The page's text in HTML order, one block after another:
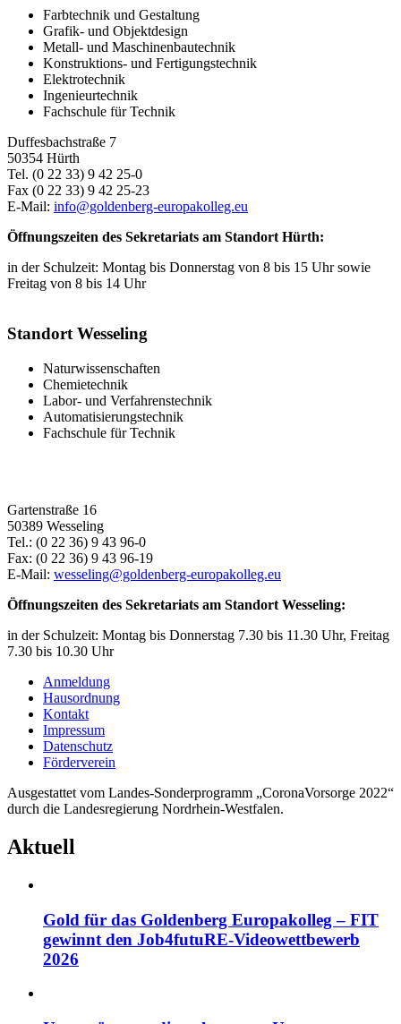
Farbtechnik und Gestaltung
Grafik- und Objektdesign
Metall- und Maschinenbautechnik
Konstruktions- und Fertigungstechnik
Elektrotechnik
Ingenieurtechnik
Fachschule für Technik
Duffesbachstraße 7
50354 Hürth
Tel. (0 22 33) 9 42 25-0
Fax (0 22 33) 9 42 25-23
E-Mail: info@goldenberg-europakolleg.eu
Öffnungszeiten des Sekretariats am Standort Hürth:
in der Schulzeit: Montag bis Donnerstag von 8 bis 15 Uhr sowie
Freitag von 8 bis 14 Uhr
Standort Wesseling
Naturwissenschaften
Chemietechnik
Labor- und Verfahrenstechnik
Automatisierungstechnik
Fachschule für Technik
Gartenstraße 16
50389 Wesseling
Tel.: (0 22 36) 9 43 96-0
Fax: (0 22 36) 9 43 96-19
E-Mail: wesseling@goldenberg-europakolleg.eu
Öffnungszeiten des Sekretariats am Standort Wesseling:
in der Schulzeit: Montag bis Donnerstag 7.30 bis 11.30 Uhr, Freitag
7.30 bis 10.30 Uhr
Anmeldung
Hausordnung
Kontakt
Impressum
Datenschutz
Förderverein
Ausgestattet vom Landes-Sonderprogramm „CoronaVorsorge 2022“
durch die Landesregierung Nordrhein-Westfalen.
Aktuell
Gold für das Goldenberg Europakolleg – FIT
gewinnt den Job4futuRE-Videowettbewerb
2026